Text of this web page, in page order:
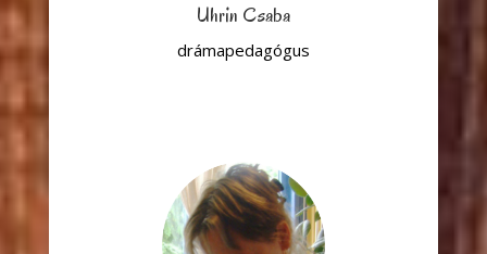
Uhrin Csaba
drámapedagógus